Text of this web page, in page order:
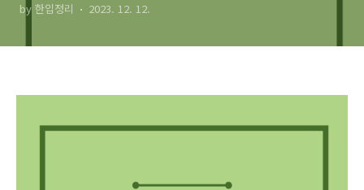
by 한입정리 2023. 12. 12.